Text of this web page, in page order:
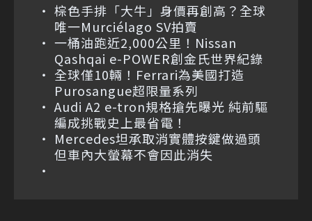
棕色手排「大牛」身價再創高？全球
唯一Murciélago SV拍賣
一桶油跑近2,000公里！Nissan
Qashqai e-POWER創金氏世界紀錄
全球僅10輛！Ferrari為美國打造
Purosangue超限量系列
Audi A2 e-tron規格搶先曝光 純前驅
編成挑戰史上最省電！
Mercedes坦承取消實體按鍵做過頭
但車內大螢幕不會因此消失